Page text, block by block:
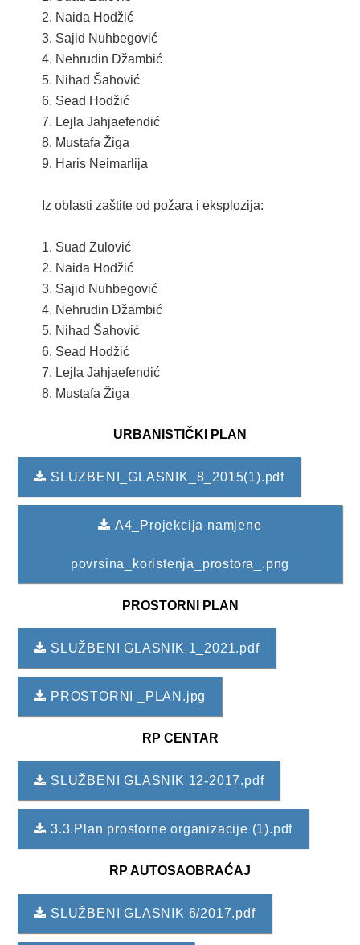
2. Naida Hodžić
3. Sajid Nuhbegović
4. Nehrudin Džambić
5. Nihad Šahović
6. Sead Hodžić
7. Lejla Jahjaefendić
8. Mustafa Žiga
9. Haris Neimarlija
Iz oblasti zaštite od požara i eksplozija:
1. Suad Zulović
2. Naida Hodžić
3. Sajid Nuhbegović
4. Nehrudin Džambić
5. Nihad Šahović
6. Sead Hodžić
7. Lejla Jahjaefendić
8. Mustafa Žiga
URBANISTIČKI PLAN
SLUZBENI_GLASNIK_8_2015(1).pdf
A4_Projekcija namjene
povrsina_koristenja_prostora_.png
PROSTORNI PLAN
SLUŽBENI GLASNIK 1_2021.pdf
PROSTORNI _PLAN.jpg
RP CENTAR
SLUŽBENI GLASNIK 12-2017.pdf
3.3.Plan prostorne organizacije (1).pdf
RP AUTOSAOBRAĆAJ
SLUŽBENI GLASNIK 6/2017.pdf